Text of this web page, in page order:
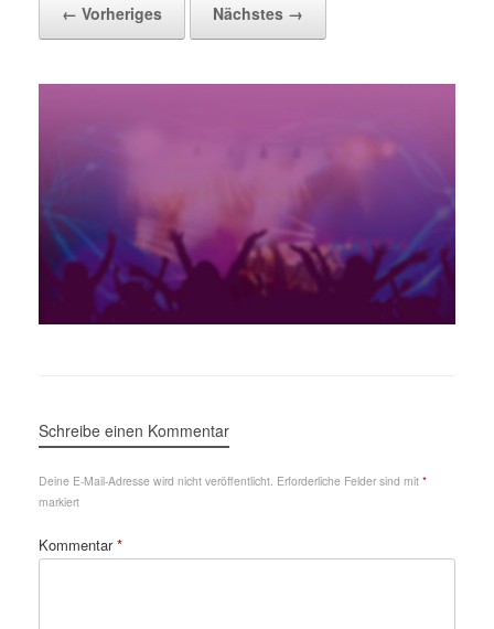
← Vorheriges
Nächstes →
Schreibe einen Kommentar
Deine E-Mail-Adresse wird nicht veröffentlicht. Erforderliche Felder sind mit *
markiert
Kommentar*